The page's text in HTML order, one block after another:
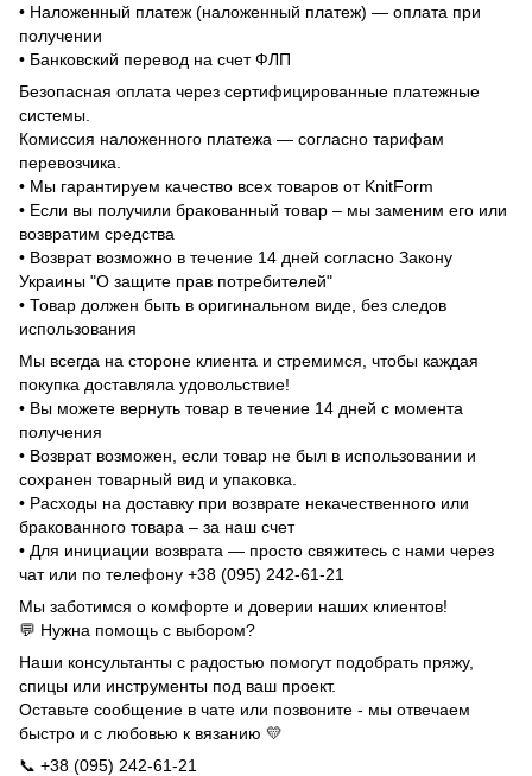
• Наложенный платеж (наложенный платеж) — оплата при
получении
• Банковский перевод на счет ФЛП
Безопасная оплата через сертифицированные платежные
системы.
Комиссия наложенного платежа — согласно тарифам
перевозчика.
• Мы гарантируем качество всех товаров от KnitForm
• Если вы получили бракованный товар – мы заменим его или
возвратим средства
• Возврат возможно в течение 14 дней согласно Закону
Украины "О защите прав потребителей"
• Товар должен быть в оригинальном виде, без следов
использования
Мы всегда на стороне клиента и стремимся, чтобы каждая
покупка доставляла удовольствие!
• Вы можете вернуть товар в течение 14 дней с момента
получения
• Возврат возможен, если товар не был в использовании и
сохранен товарный вид и упаковка.
• Расходы на доставку при возврате некачественного или
бракованного товара – за наш счет
• Для инициации возврата — просто свяжитесь с нами через
чат или по телефону +38 (095) 242-61-21
Мы заботимся о комфорте и доверии наших клиентов!
💬 Нужна помощь с выбором?
Наши консультанты с радостью помогут подобрать пряжу,
спицы или инструменты под ваш проект.
Оставьте сообщение в чате или позвоните - мы отвечаем
быстро и с любовью к вязанию 💛
📞 +38 (095) 242-61-21